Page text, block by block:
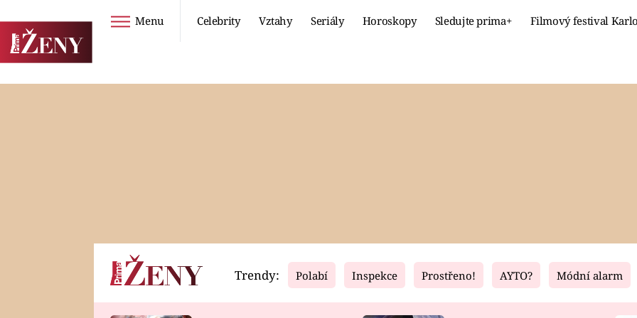
Menu Celebrity Vztahy Seriály Horoskopy Sledujte prima+ Filmový festival
Horoskopy Video Fresh Living
Trendy: Polabí Inspekce Prostřeno! AYTO? Módní alarm